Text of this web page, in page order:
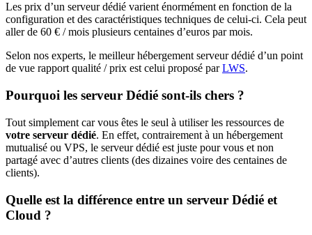
Les prix d’un serveur dédié varient énormément en fonction de la
configuration et des caractéristiques techniques de celui-ci. Cela peut
aller de 60 € / mois plusieurs centaines d’euros par mois.
Selon nos experts, le meilleur hébergement serveur dédié d’un point
de vue rapport qualité / prix est celui proposé parLWS.
Pourquoi les serveur Dédié sont-ils chers ?
Tout simplement car vous êtes le seul à utiliser les ressources de
votre serveur dédié. En effet, contrairement à un hébergement
mutualisé ou VPS, le serveur dédié est juste pour vous et non
partagé avec d’autres clients (des dizaines voire des centaines de
clients).
Quelle est la différence entre un serveur Dédié et
Cloud ?